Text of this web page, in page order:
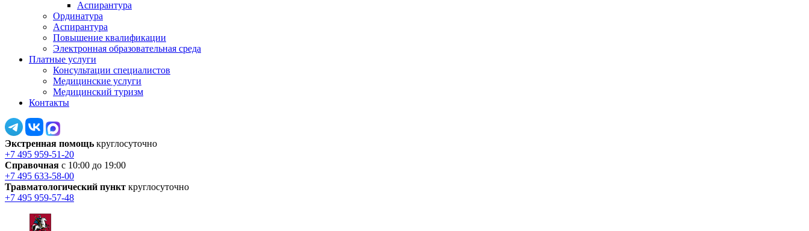
Аспирантура
Ординатура
Аспирантура
Повышение квалификации
Электронная образовательная среда
Платные услуги
Консультации специалистов
Медицинские услуги
Медицинский туризм
Контакты
Экстренная помощь круглосуточно
+7 495 959-51-20
Справочная с 10:00 до 19:00
+7 495 633-58-00
Травматологический пункт круглосуточно
+7 495 959-57-48